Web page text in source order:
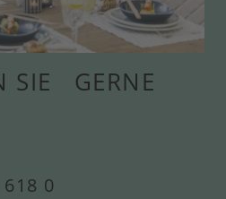
SIE GERNE
0